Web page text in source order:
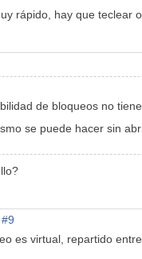
rápido, hay que teclear
de bloqueos no
se puede hacer sin
#9
es virtual, repartido